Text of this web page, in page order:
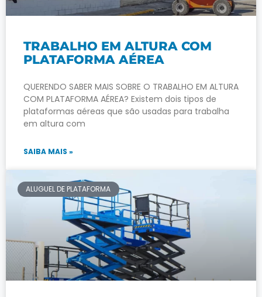
TRABALHO EM ALTURA COM
PLATAFORMA AÉREA
QUERENDO SABER MAIS SOBRE O TRABALHO EM ALTURA
COM PLATAFORMA AÉREA? Existem dois tipos de
plataformas aéreas que são usadas para trabalha
em altura com
SAIBA MAIS »
ALUGUEL DE PLATAFORMA